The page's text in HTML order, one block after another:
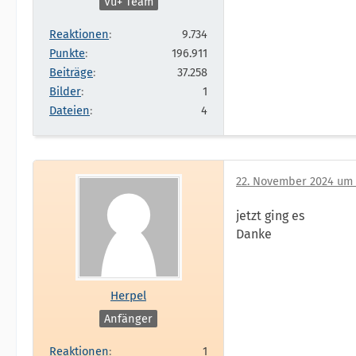
Reaktionen
9.734
Punkte
196.911
Beiträge
37.258
Bilder
1
Dateien
4
Herpel
Anfänger
Reaktionen
1
22. November 2024 um
jetzt ging es
Danke